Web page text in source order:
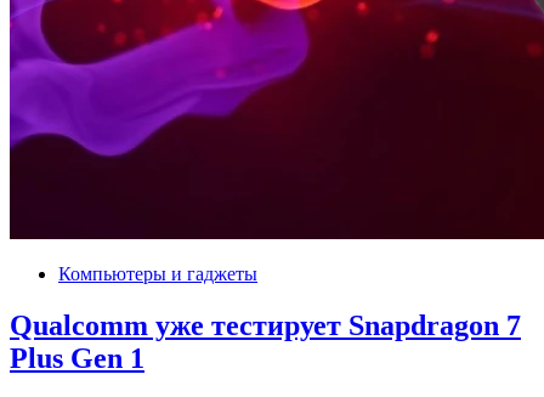
Компьютеры и гаджеты
Qualcomm уже тестирует Snapdragon 7
Plus Gen 1